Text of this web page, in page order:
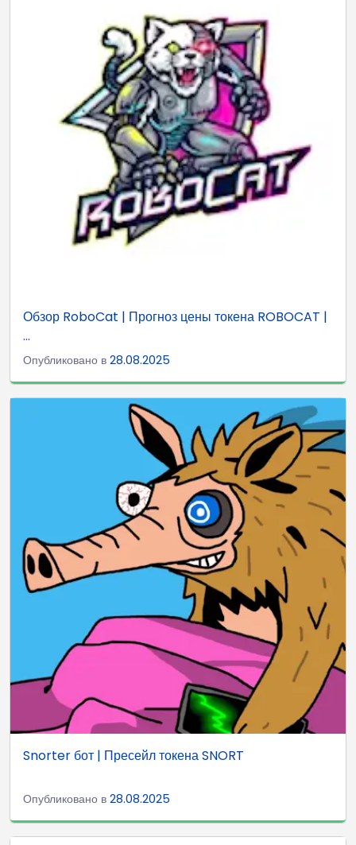
Обзор RoboCat | Прогноз цены токена ROBOCAT |
...
Опубликовано в 28.08.2025
Snorter бот | Пресейл токена SNORT
Опубликовано в 28.08.2025